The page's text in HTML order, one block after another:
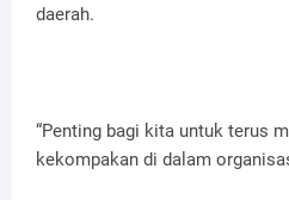
daerah.
“Penting bagi kita untuk terus
kekompakan di dalam